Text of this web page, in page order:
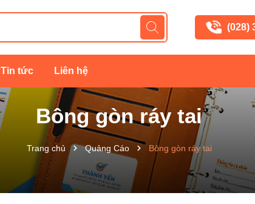
(028)
Tin tức Liên hệ
Bông gòn ráy tai
Trang chủ Quảng Cáo Bông gòn ráy tai